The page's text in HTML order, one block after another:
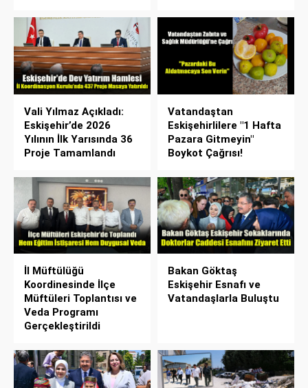
Vali Yılmaz Açıkladı:
Eskişehir’de 2026
Yılının İlk Yarısında 36
Proje Tamamlandı
Vatandaştan
Eskişehirlilere "1 Hafta
Pazara Gitmeyin"
Boykot Çağrısı!
İl Müftülüğü
Koordinesinde İlçe
Müftüleri Toplantısı ve
Veda Programı
Gerçekleştirildi
Bakan Göktaş
Eskişehir Esnafı ve
Vatandaşlarla Buluştu